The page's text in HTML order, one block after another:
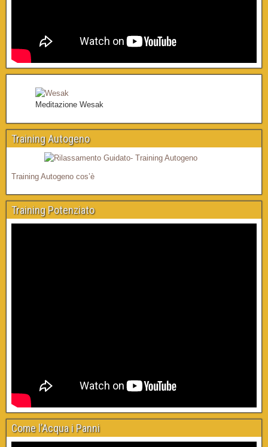
Meditazione Wesak
Training Autogeno
Training Autogeno cos’è
Training Potenziato
Come l’Acqua i Panni